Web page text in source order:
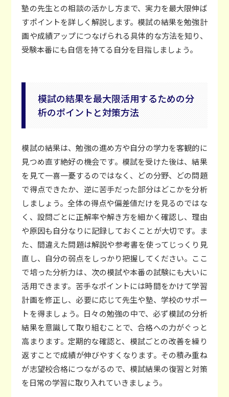
塾の先生との相談の活かし方まで、実力を最大限伸ば
すポイントを詳しく解説します。模試の結果を勉強計
画や成績アップにつなげられる具体的な方法を知り、
受験本番にも自信を持てる自分を目指しましょう。
模試の結果を最大限活用するための分
析のポイントと対策方法
模試の結果は、勉強の進め方や自分の学力を客観的に
見つめ直す絶好の機会です。模試を受けた後は、結果
を見て一喜一憂するのではなく、どの分野、どの問題
で得点できたか、逆に苦手だった部分はどこかを分析
しましょう。全体の得点や偏差値だけを見るのではな
く、設問ごとに正解率や解き方を細かく確認し、理由
や原因も自分なりに記録しておくことが大切です。ま
た、間違えた問題は解説や参考書を使ってじっくり見
直し、自分の弱点をしっかり把握してください。ここ
で培った分析力は、次の模試や本番の試験にも大いに
活用できます。苦手なポイントには時間をかけて学習
計画を修正し、必要に応じて先生や塾、学校のサポー
トを得ましょう。日々の勉強の中で、必ず模試の分析
結果を意識して取り組むことで、合格への力がぐっと
高まります。定期的な確認と、模試ごとの改善を繰り
返すことで成績が伸びやすくなります。その積み重ね
が志望校合格につながるので、模試結果の復習と対策
を日常の学習に取り入れていきましょう。